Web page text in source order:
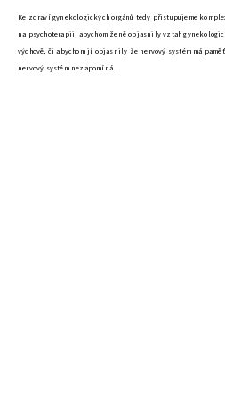
Ke zdraví gynekologických orgánů tedy přistupujeme
na psychoterapii, abychom ženě objasnily vztah
výchově, či abychom jí objasnily že nervový systém má
nervový systém nezapomíná.
o
r
u